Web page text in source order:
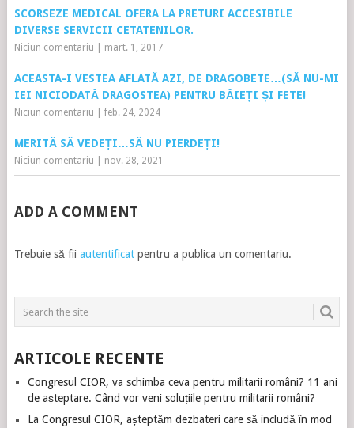
SCORSEZE MEDICAL OFERA LA PRETURI ACCESIBILE
DIVERSE SERVICII CETATENILOR.
Niciun comentariu mart. 1, 2017
ACEASTA-I VESTEA AFLATĂ AZI, DE DRAGOBETE…(SĂ NU-MI
IEI NICIODATĂ DRAGOSTEA) PENTRU BĂIEȚI ȘI FETE!
Niciun comentariu feb. 24, 2024
MERITĂ SĂ VEDEȚI…SĂ NU PIERDEȚI!
Niciun comentariu nov. 28, 2021
ADD A COMMENT
Trebuie să fii autentificatpentru a publica un comentariu.
ARTICOLE RECENTE
Congresul CIOR, va schimba ceva pentru militarii români? 11 ani
de așteptare. Când vor veni soluțiile pentru militarii români?
La Congresul CIOR, așteptăm dezbateri care să includă în mod